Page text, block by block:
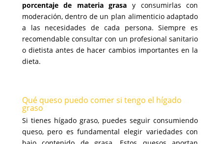
porcentaje de materia grasa y consumirlas con
moderación, dentro de un plan alimenticio adaptado
a las necesidades de cada persona. Siempre es
recomendable consultar con un profesional sanitario
o dietista antes de hacer cambios importantes en la
dieta.
Qué queso puedo comer si tengo el hígado
graso
Si tienes hígado graso, puedes seguir consumiendo
queso, pero es fundamental elegir variedades con